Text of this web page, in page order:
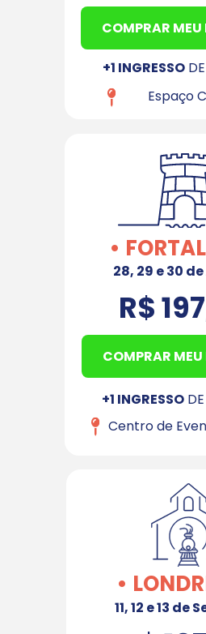
•
28, 29 e 30
R$
COMPRAR MEU
COMPRAR MEU
+1 INGRESSO DE
+1 INGRESSO DE
Centro de
Espaço
•
11, 12 e 13 de